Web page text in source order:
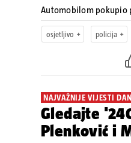
Automobilom pokupio
osjetljivo policija
NAJVAŽNIJE VIJESTI
Gledajte
Plenković i